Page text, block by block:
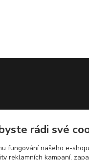
rádi své
fungování našeho e-
reklamních kampaní,